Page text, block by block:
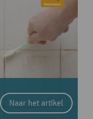
Naar het artikel